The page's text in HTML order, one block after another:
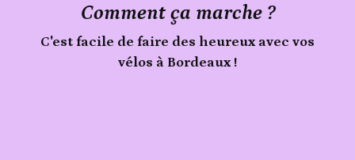
Comment ça marche ?
C'est facile de faire des heureux avec vos
vélos à Bordeaux !